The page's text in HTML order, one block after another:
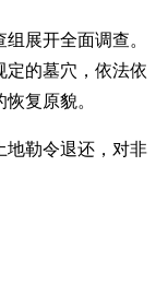
展开全面调查。
定的墓穴，依法依
复原貌。
地勒令退还，对非